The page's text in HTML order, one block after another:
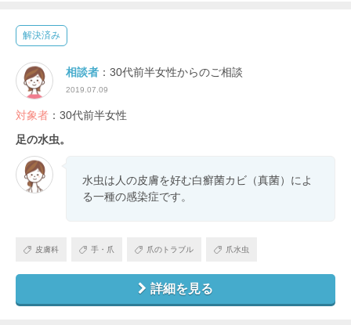
解決済み
相談者 ：30代前半女性からのご相談
2019.07.09
対象者 ：30代前半女性
足の水虫。
水虫は人の皮膚を好む白癬菌カビ（真菌）によ
る一種の感染症です。
皮膚科 手・爪 爪のトラブル 爪水虫
詳細を見る